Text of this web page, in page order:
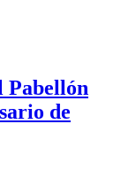
Pabellón
de